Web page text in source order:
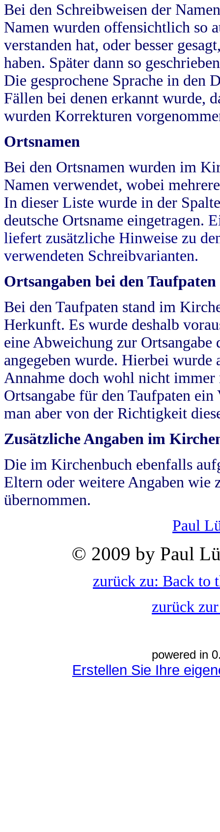
Bei den Schreibweisen der
Namen wurden offensichtlich so
verstanden hat, oder besser
haben. Später dann so
Die gesprochene Sprache in
Fällen bei denen erkannt wurde,
wurden Korrekturen
Ortsnamen
Bei den Ortsnamen wurden im
Namen verwendet, wobei
In dieser Liste wurde in der
deutsche Ortsname eingetragen.
liefert zusätzliche Hinweise zu
verwendeten Schreibvarianten.
Ortsangaben bei den Taufpaten
Bei den Taufpaten stand im
Herkunft. Es wurde deshalb
eine Abweichung zur
angegeben wurde. Hierbei wurde
Annahme doch wohl nicht
Ortsangabe für den Taufpaten
man aber von der Richtigkeit
Zusätzliche Angaben im
Die im Kirchenbuch ebenfalls
Eltern oder weitere Angaben wie
übernommen.
Paul
© 2009 by Paul
zurück zu: Back to
zurück
powered in
Erstellen Sie Ihre